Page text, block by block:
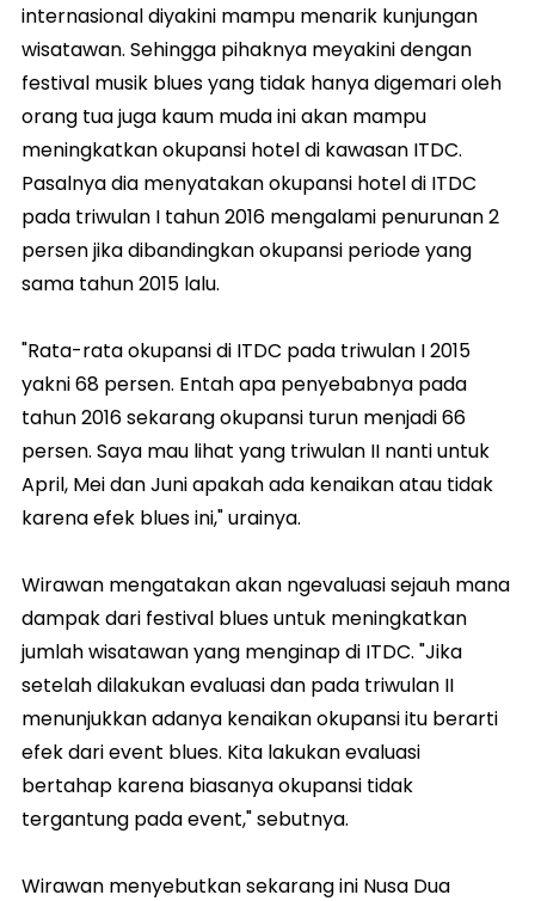
internasional diyakini mampu menarik kunjungan
wisatawan. Sehingga pihaknya meyakini dengan
festival musik blues yang tidak hanya digemari oleh
orang tua juga kaum muda ini akan mampu
meningkatkan okupansi hotel di kawasan ITDC.
Pasalnya dia menyatakan okupansi hotel di ITDC
pada triwulan I tahun 2016 mengalami penurunan 2
persen jika dibandingkan okupansi periode yang
sama tahun 2015 lalu.
"Rata-rata okupansi di ITDC pada triwulan I 2015
yakni 68 persen. Entah apa penyebabnya pada
tahun 2016 sekarang okupansi turun menjadi 66
persen. Saya mau lihat yang triwulan II nanti untuk
April, Mei dan Juni apakah ada kenaikan atau tidak
karena efek blues ini," urainya.
Wirawan mengatakan akan ngevaluasi sejauh mana
dampak dari festival blues untuk meningkatkan
jumlah wisatawan yang menginap di ITDC. "Jika
setelah dilakukan evaluasi dan pada triwulan II
menunjukkan adanya kenaikan okupansi itu berarti
efek dari event blues. Kita lakukan evaluasi
bertahap karena biasanya okupansi tidak
tergantung pada event," sebutnya.
Wirawan menyebutkan sekarang ini Nusa Dua